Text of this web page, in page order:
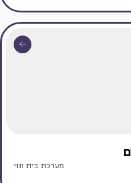
מערכת בית ונוי